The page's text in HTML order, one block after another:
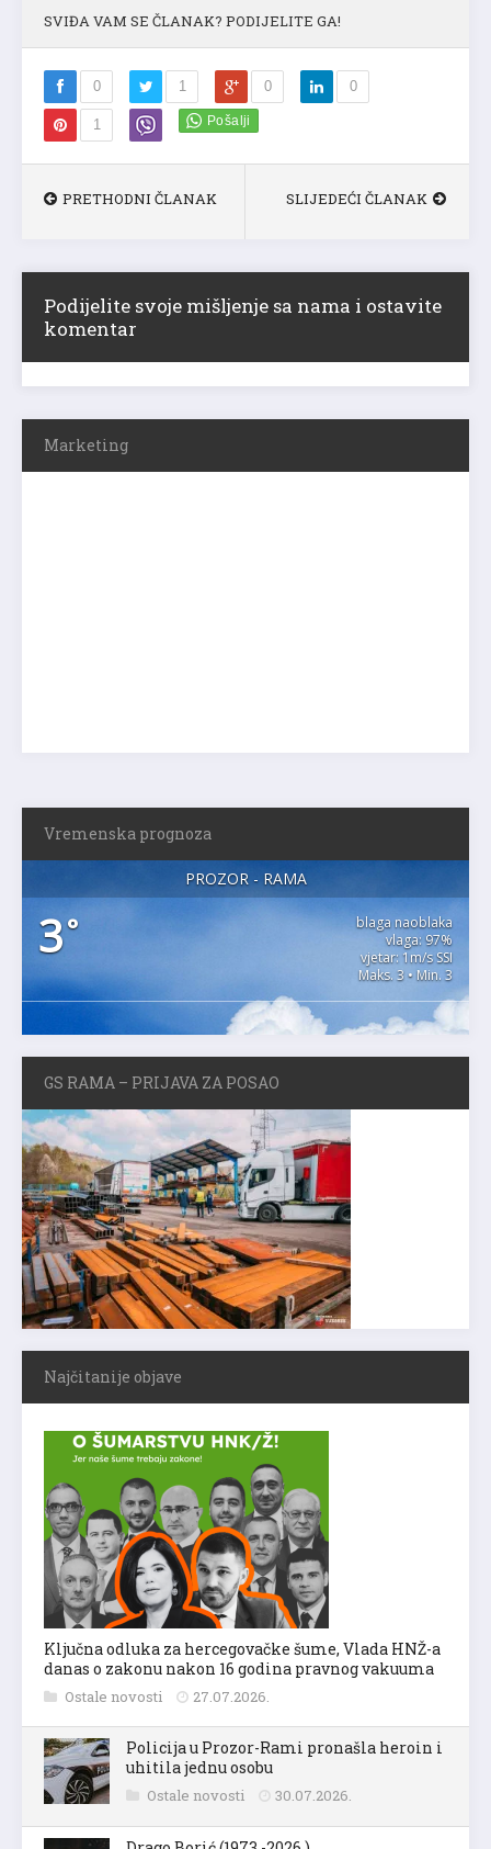
SVIĐA VAM SE ČLANAK? PODIJELITE GA!
0 1 0 0
1
PRETHODNI ČLANAK SLIJEDEĆI ČLANAK
Podijelite svoje mišljenje sa nama i ostavite
komentar
Marketing
Vremenska prognoza
PROZOR - RAMA
3°
blaga naoblaka
vlaga: 97%
vjetar: 1m/s SSI
Maks. 3 • Min. 3
GS RAMA – PRIJAVA ZA POSAO
Najčitanije objave
Ključna odluka za hercegovačke šume, Vlada HNŽ-a
danas o zakonu nakon 16 godina pravnog vakuuma
Ostale novosti 27.07.2026.
Policija u Prozor-Rami pronašla heroin i
uhitila jednu osobu
Ostale novosti 30.07.2026.